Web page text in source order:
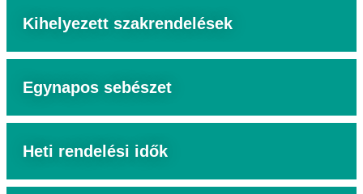
Kihelyezett szakrendelések
Egynapos sebészet
Heti rendelési idők